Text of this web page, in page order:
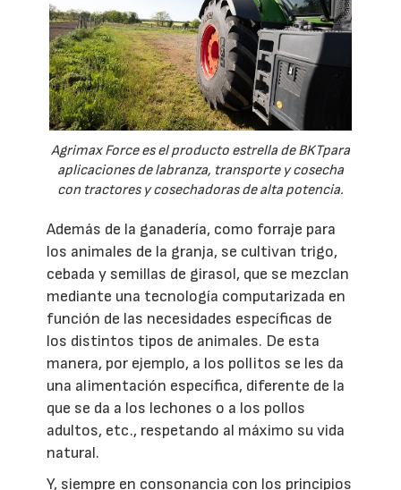
Agrimax Force es el producto estrella de BKTpara
aplicaciones de labranza, transporte y cosecha
con tractores y cosechadoras de alta potencia.
Además de la ganadería, como forraje para
los animales de la granja, se cultivan trigo,
cebada y semillas de girasol, que se mezclan
mediante una tecnología computarizada en
función de las necesidades específicas de
los distintos tipos de animales. De esta
manera, por ejemplo, a los pollitos se les da
una alimentación específica, diferente de la
que se da a los lechones o a los pollos
adultos, etc., respetando al máximo su vida
natural.
Y, siempre en consonancia con los principios